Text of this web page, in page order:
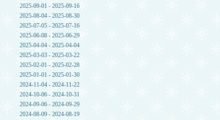
2025-09-01 - 2025-09-16
2025-08-04 - 2025-08-30
2025-07-05 - 2025-07-16
2025-06-08 - 2025-06-29
2025-04-04 - 2025-04-04
2025-03-03 - 2025-03-22
2025-02-01 - 2025-02-28
2025-01-01 - 2025-01-30
2024-11-04 - 2024-11-22
2024-10-06 - 2024-10-31
2024-09-06 - 2024-09-29
2024-08-09 - 2024-08-19